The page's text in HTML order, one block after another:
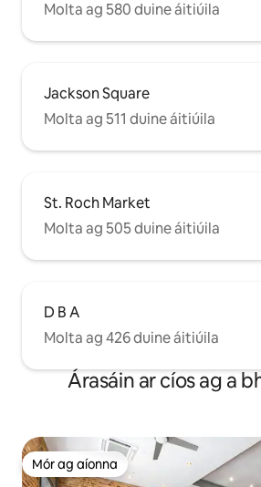
Molta ag 580 duine áitiúila
Jackson Square
Molta ag 511 duine áitiúila
St. Roch Market
Molta ag 505 duine áitiúila
D B A
Molta ag 426 duine áitiúila
Árasáin ar cíos ag a
Mór ag aíonna
Mór ag aíonna